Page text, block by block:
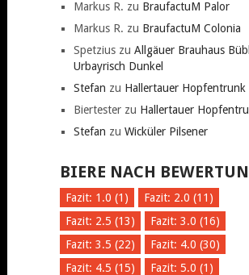
Markus R. zu BraufactuM Palor
Markus R. zu BraufactuM Colonia
Spetziuszu Allgäuer Brauhaus
Urbayrisch Dunkel
Stefan zu Hallertauer Hopfentrunk
Biertesterzu Hallertauer
Stefan zu Wicküler Pilsener
BIERE NACH
Fazit: 1.0 (1)
Fazit: 2.0 (11)
Fazit: 2.5 (13)
Fazit: 3.0 (16)
Fazit: 3.5 (22)
Fazit: 4.0 (30)
Fazit: 4.5 (15)
Fazit: 5.0 (1)